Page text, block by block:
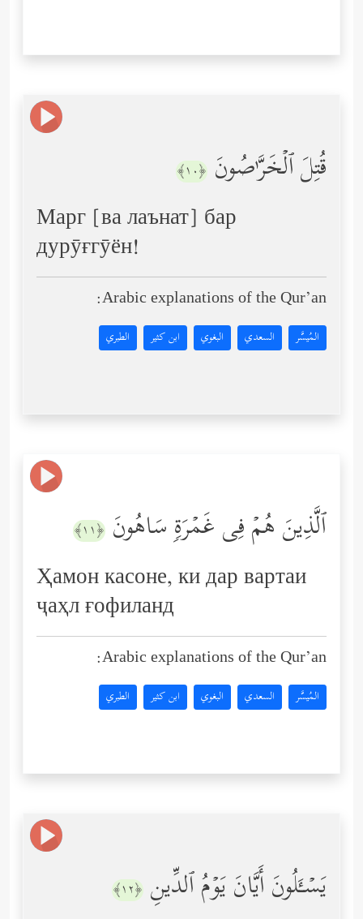
قُتِلَ ٱلۡخَرَّ ٰ⁠صُونَ ﴿١٠﴾
Марг [ва лаънат] бар
дурӯғгӯён!
Arabic explanations of the Qur’an:
المُيسَّر السعدي البغوي ابن كثير الطبري
ٱلَّذِینَ هُمۡ فِی غَمۡرَةࣲ سَاهُونَ ﴿١١﴾
Ҳамон касоне, ки дар вартаи
ҷаҳл ғофиланд
Arabic explanations of the Qur’an:
المُيسَّر السعدي البغوي ابن كثير الطبري
یَسۡـَٔلُونَ أَیَّانَ یَوۡمُ ٱلدِّینِ ﴿١٢﴾